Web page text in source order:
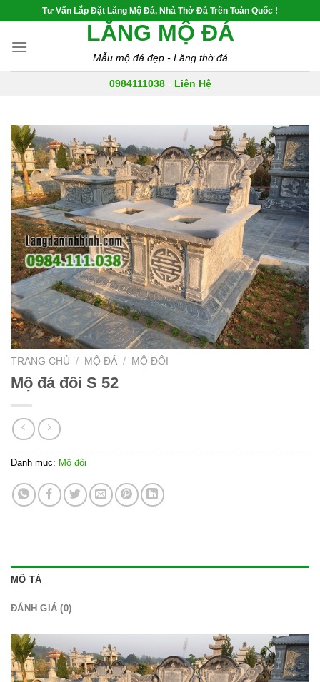
content
Tư Vấn Lắp Đặt Lăng Mộ Đá, Nhà Thờ Đá Trên Toàn Quốc !
LĂNG MỘ ĐÁ
Mẫu mộ đá đẹp - Lăng thờ đá
0984111038- Liên Hệ
TRANG CHỦ / MỘ ĐÁ / MỘ ĐÔI
Mộ đá đôi S 52
Danh mục: Mộ đôi
MÔ TẢ
ĐÁNH GIÁ (0)